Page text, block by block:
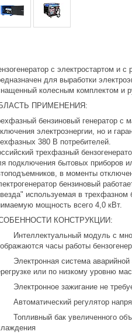
с электростартом и
для выработки
колесным комплектом и
ПРИМЕНЕНИЯ:
бензиновый генератор с
электроэнергии, но и
380 В потребителей.
трехфазный
подключения бытовых приборов
в моменты
бензиновый
используемая в трехфазном
мощность всего 4,0 кВт.
КОНСТРУКЦИИ:
модуль с
часы работы
система аварийной
или по низкому уровню
зажигание не
регулятор
бак увеличенного